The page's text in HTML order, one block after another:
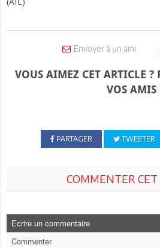
Envoyer à un ami
VOUS AIMEZ CET ARTICLE ?
VOS AMIS
PARTAGER TWEETER
COMMENTER CET
Ecrire un commentaire
Commenter